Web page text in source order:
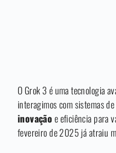
O Grok 3 é uma tecnologia
interagimos com sistemas de
inovaçãoe eficiência para
fevereiro de 2025 já atraiu